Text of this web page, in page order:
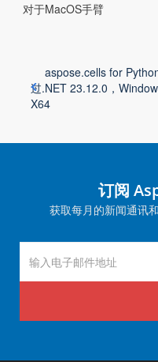
对于MacOS手臂
aspose.cells for
过.NET 23.12.0，
X64
订阅
获取每月的新闻通讯